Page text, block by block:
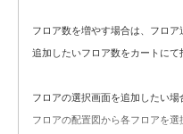
フロア数を増やす場合は、フロア
追加したいフロア数をカートにて
フロアの選択画面を追加したい場
フロアの配置図から各フロアを選